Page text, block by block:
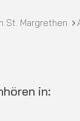
St. Margrethen
in: